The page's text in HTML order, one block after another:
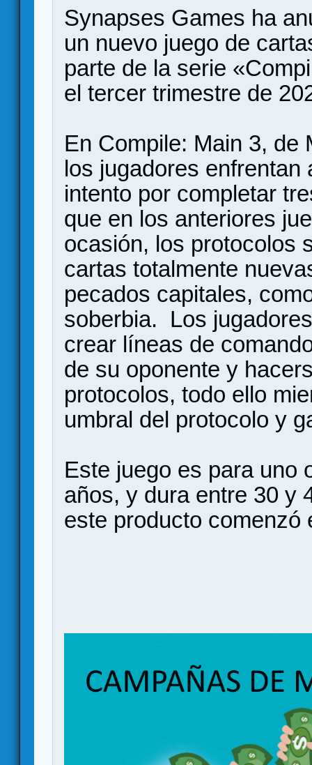
Synapses Games ha
un nuevo juego de
parte de la serie
el tercer trimestre de
En Compile: Main 3, de
los jugadores
intento por completar
que en los anteriores
ocasión, los protocolos
cartas totalmente
pecados capitales,
soberbia. Los
crear líneas de
de su oponente y
protocolos, todo ello
umbral del protocolo y
Este juego es para uno
años, y dura entre 30 y
este producto comenzó